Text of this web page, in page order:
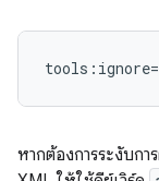
หากต้องการระงับก